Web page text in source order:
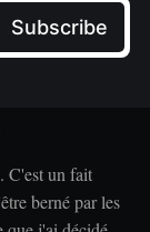
Subscribe
C'est un fait
berné par les